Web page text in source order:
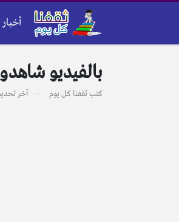
بالفيديو
كتبثقفنا كل يوم آخر